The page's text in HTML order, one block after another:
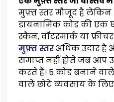
मुफ़्त स्तर मौजूद है लेकिन
डायनामिक कोड की एक
स्कैन, वॉटरमार्क या
मुफ़्त स्तरअधिक उदार है
समाप्त नहीं होते जब आप
करते हैं। 5 कोड बनाने
वाले छोटे व्यवसाय के